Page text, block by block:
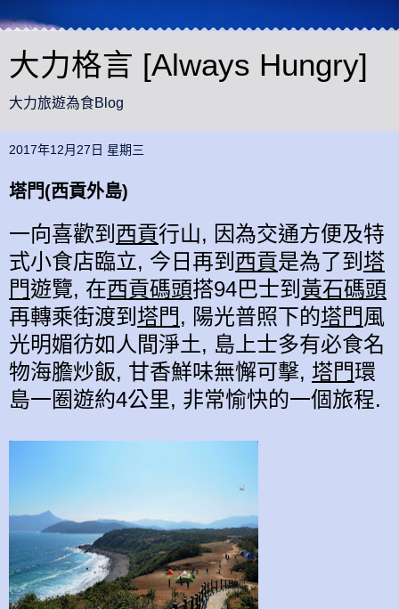
大力格言 [Always Hungry]
大力旅遊為食Blog
2017年12月27日 星期三
塔門(西貢外島)
一向喜歡到 西貢行山, 因為交通方便及特
式小食店臨立, 今日再到 西貢是為了到 塔
門遊覽, 在西貢碼頭搭94巴士到 黃石碼頭
再轉乘街渡到 塔門, 陽光普照下的塔門風
光明媚彷如人間淨土, 島上士多有必食名
物海膽炒飯, 甘香鮮味無懈可擊, 塔門環
島一圈遊約4公里, 非常愉快的一個旅程.